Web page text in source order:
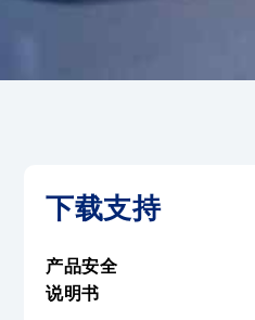
下载支持
产品安全
说明书